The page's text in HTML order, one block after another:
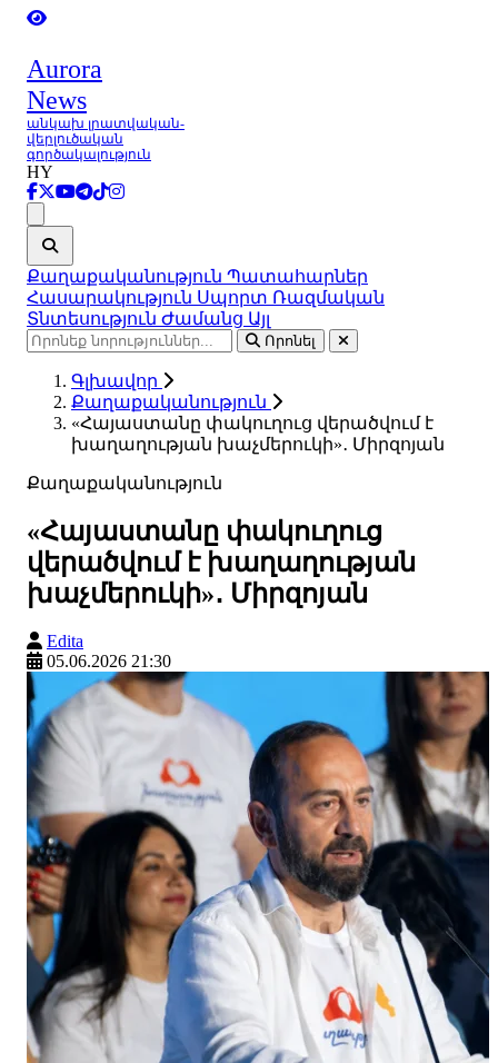
Aurora
News
անկախ լրատվական-
վերլուծական
գործակալություն
HY
Քաղաքականություն Պատահարներ
Հասարակություն Սպորտ Ռազմական
Տնտեսություն Ժամանց Այլ
Որոնել
Գլխավոր
Քաղաքականություն
«Հայաստանը փակուղուց վերածվում է
խաղաղության խաչմերուկի»․ Միրզոյան
Քաղաքականություն
«Հայաստանը փակուղուց
վերածվում է խաղաղության
խաչմերուկի»․ Միրզոյան
Edita
05.06.2026 21:30